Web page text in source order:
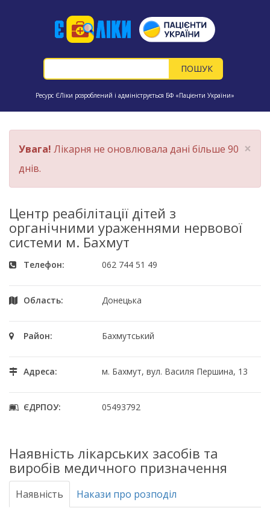
Ресурс ЄЛіки розроблений і адмініструється БФ «Пацієнти України»
×
Увага! Лікарня не оновлювала дані більше 90
днів.
Центр реабілітації дітей з
органічними ураженнями нервової
системи м. Бахмут
Телефон: 062 744 51 49
Область: Донецька
Район: Бахмутський
Адреса: м. Бахмут, вул. Василя Першина, 13
ЄДРПОУ: 05493792
Наявність лікарських засобів та
виробів медичного призначення
Наявність Накази про розподіл